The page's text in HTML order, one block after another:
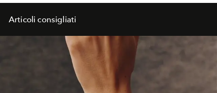
Articoli consigliati